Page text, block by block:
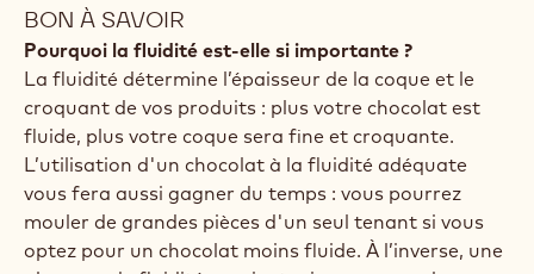
V
i
d
e
o
:
Tempérage du chocolat avec du
beurre de cacao
Lire
vidéo:
Tempérage
chocolat
avec
beurre
cacao
Le Mycryo est du beurre de cacao cristallisé, sous
forme de poudre. Ce tutoriel vous apprend
comment tempérer ou précristalliser facilement